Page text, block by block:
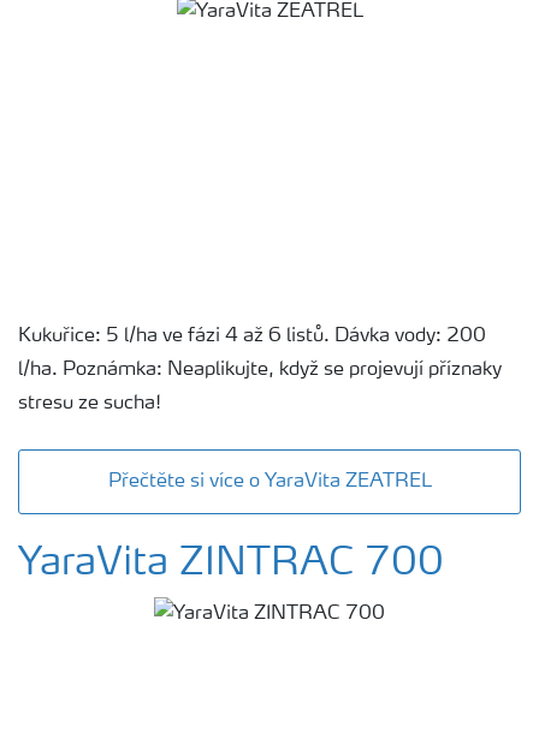
Kukuřice: 5 l/ha ve fázi 4 až 6 listů. Dávka vody: 200
l/ha. Poznámka: Neaplikujte, když se projevují příznaky
stresu ze sucha!
Přečtěte si více o YaraVita ZEATREL
YaraVita ZINTRAC 700